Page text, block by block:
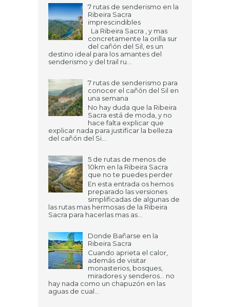
7 rutas de senderismo en la
Ribeira Sacra
imprescindibles
La Ribeira Sacra , y mas
concretamente la orilla sur
del cañón del Sil, es un
destino ideal para los amantes del
senderismo y del trail ru...
7 rutas de senderismo para
conocer el cañón del Sil en
una semana
No hay duda que la Ribeira
Sacra está de moda, y no
hace falta explicar que
explicar nada para justificar la belleza
del cañón del Si...
5 de rutas de menos de
10km en la Ribeira Sacra
que no te puedes perder
En esta entrada os hemos
preparado las versiones
simplificadas de algunas de
las rutas mas hermosas de la Ribeira
Sacra para hacerlas mas as...
Donde Bañarse en la
Ribeira Sacra
Cuando aprieta el calor,
además de visitar
monasterios, bosques,
miradores y senderos... no
hay nada como un chapuzón en las
aguas de cual...